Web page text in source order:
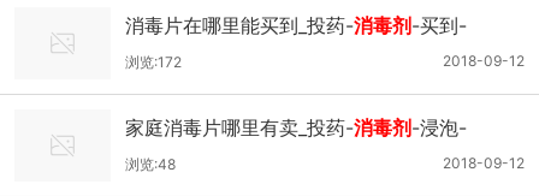
消毒片在哪里能买到_投药-消毒剂 -买到-
2018-09-12
浏览:172
家庭消毒片哪里有卖_投药-消毒剂 -浸泡-
2018-09-12
浏览:48